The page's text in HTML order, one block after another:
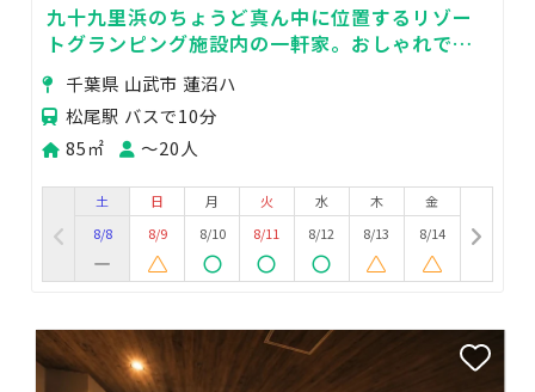
九十九里浜のちょうど真ん中に位置するリゾー
トグランピング施設内の一軒家。おしゃれで
広々としたパーティールームをご利用いただけ
ます！
千葉県 山武市 蓮沼ハ
松尾駅 バスで10分
85㎡
〜20人
土
8/8
日
8/9
月
8/10
火
8/11
水
8/12
木
8/13
金
8/14